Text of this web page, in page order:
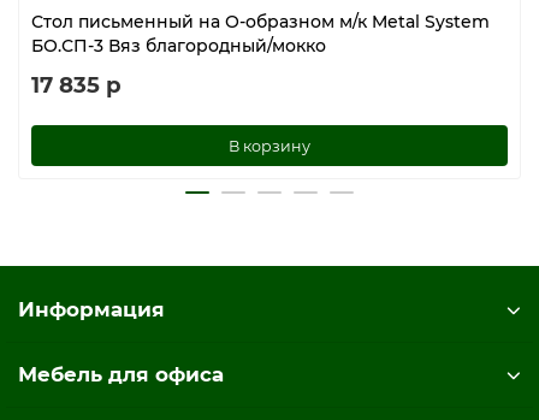
Стол письменный на О-образном м/к Metal System
БО.СП-3 Вяз благородный/мокко
17 835 р
В корзину
Информация
Мебель для офиса